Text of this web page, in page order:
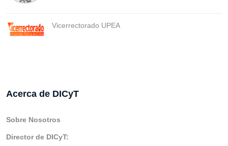
Vicerrectorado UPEA
Acerca de DICyT
Sobre Nosotros
Director de DICyT: